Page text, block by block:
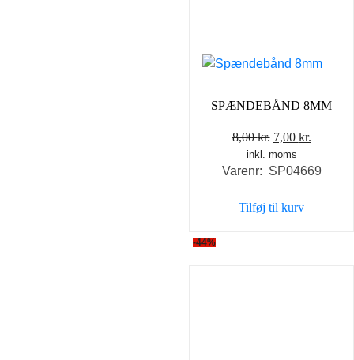
SPÆNDEBÅND 8MM
8,00kr. Den
oprindelige
pris
8,00 kr..
7,00 kr.
pris
inkl. moms
Varenr: SP04669
Tilføj til kurv
-44%